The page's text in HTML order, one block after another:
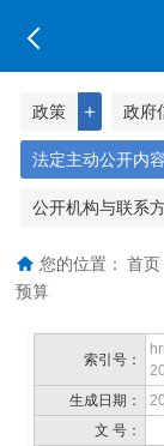
＋
政策 政府
法定主动公开内容
公开机构与联系
您的位置： 首页
预算
索引号：
生成日期：
文 号：